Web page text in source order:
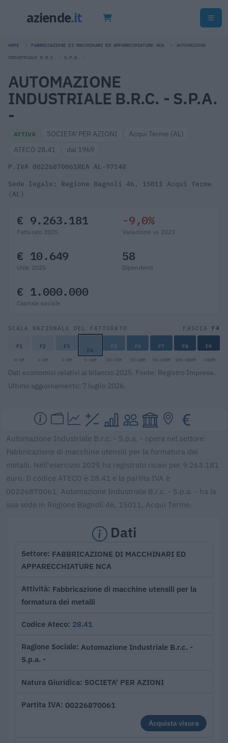
HOME FABBRICAZIONE DI MACCHINARI ED APPARECCHIATURE NCA AUTOMAZIONE
INDUSTRIALE B.R.C. - S.P.A. -
AUTOMAZIONE
INDUSTRIALE B.R.C. - S.P.A.
-
ATTIVA SOCIETA' PER AZIONI
Acqui Terme (AL)
ATECO 28.41
dal 1969
P.IVA 00226870061REA AL-97148
Sede legale: Regione Bagnoli 46, 15011 Acqui Terme
(AL)
€ 9.263.181
Fatturato 2025
-9,0%
Variazione vs 2023
€ 10.649
Utile 2025
58
Dipendenti
€ 1.000.000
Capitale sociale
SCALA NAZIONALE DEL FATTURATO FASCIA F4
F1 F2 F3 F4 F5 F6 F7 F8 F9
0-1M 1-2M 2-5M 5-10M 10-25M 25-50M 50-100M 100-500M >500M
Dati economici relativi al bilancio 2025. Fonte: Registro Imprese.
Ultimo aggiornamento: 7 luglio 2026.
Automazione Industriale B.r.c. - S.p.a. - opera nel settore:
Fabbricazione di macchine utensili per la formatura dei
metalli. Nell'esercizio 2025 ha registrato ricavi per 9.263.181
euro. Il codice ATECO è 28.41 e la partita IVA è
00226870061. Automazione Industriale B.r.c. - S.p.a. - ha la
sua sede in Regione Bagnoli 46, 15011, Acqui Terme.
Dati
Settore FABBRICAZIONE DI MACCHINARI ED
APPARECCHIATURE NCA
Attività Fabbricazione di macchine utensili per la
formatura dei metalli
Codice Ateco 28.41
Ragione Sociale Automazione Industriale B.r.c. -
S.p.a. -
Natura Giuridica SOCIETA' PER AZIONI
Partita IVA 00226870061
Acquista visura